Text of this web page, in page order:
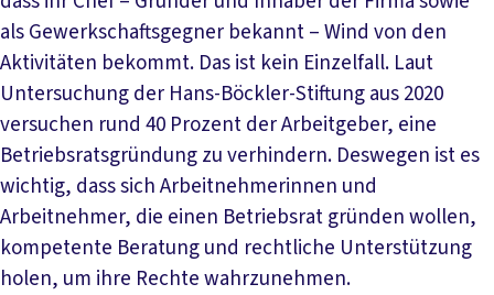
als Gewerkschaftsgegner bekannt – Wind von den
Aktivitäten bekommt. Das ist kein Einzelfall. Laut
Untersuchung der Hans-Böckler-Stiftung aus 2020
versuchen rund 40 Prozent der Arbeitgeber, eine
Betriebsratsgründung zu verhindern. Deswegen ist es
wichtig, dass sich Arbeitnehmerinnen und
Arbeitnehmer, die einen Betriebsrat gründen wollen,
kompetente Beratung und rechtliche Unterstützung
holen, um ihre Rechte wahrzunehmen.